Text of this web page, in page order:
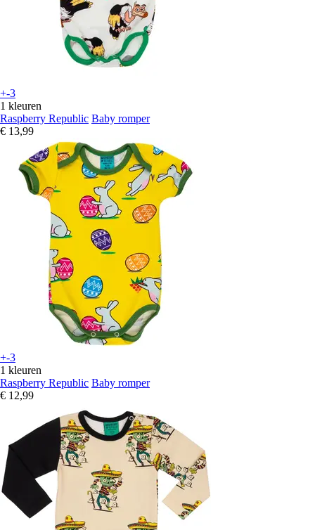
+-3
1 kleuren
Raspberry Republic Baby romper
€ 13,99
+-3
1 kleuren
Raspberry Republic Baby romper
€ 12,99